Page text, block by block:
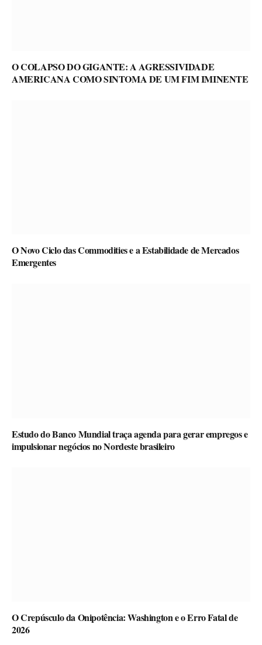
O COLAPSO DO GIGANTE: A AGRESSIVIDADE
AMERICANA COMO SINTOMA DE UM FIM IMINENTE
O Novo Ciclo das Commodities e a Estabilidade de Mercados
Emergentes
Estudo do Banco Mundial traça agenda para gerar empregos e
impulsionar negócios no Nordeste brasileiro
O Crepúsculo da Onipotência: Washington e o Erro Fatal de
2026